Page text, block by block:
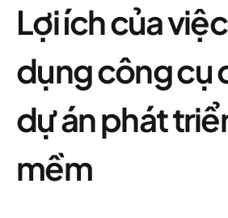
Lợi ích của
dụng công cụ
dự án phát
mềm